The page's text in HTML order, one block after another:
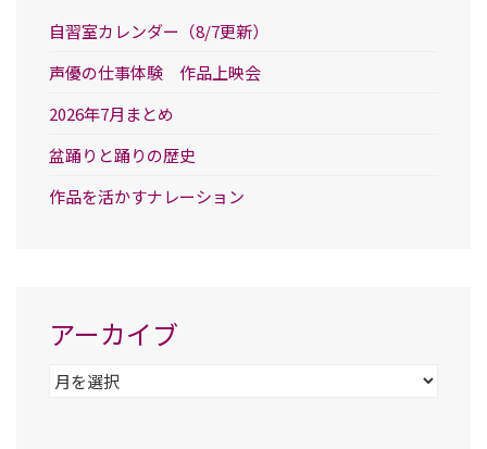
自習室カレンダー（8/7更新）
声優の仕事体験 作品上映会
2026年7月まとめ
盆踊りと踊りの歴史
作品を活かすナレーション
アーカイブ
ア